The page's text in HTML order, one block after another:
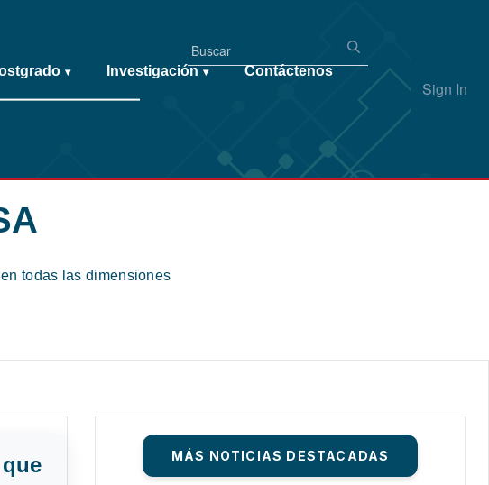
Sign In
▾ Investigación ▾ Contáctenos
todas las dimensiones
MÁS NOTICIAS DESTACADAS